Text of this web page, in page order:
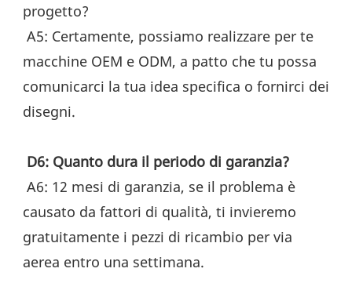
progetto?
macchine OEM e ODM, a patto che tu possa
comunicarci la tua idea specifica o fornirci dei
disegni.
D6: Quanto dura il periodo di garanzia?
causato da fattori di qualità, ti invieremo
gratuitamente i pezzi di ricambio per via
aerea entro una settimana.